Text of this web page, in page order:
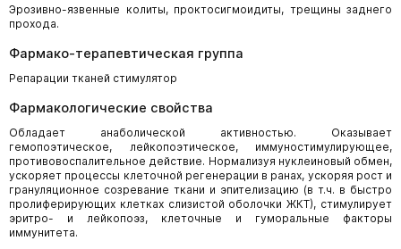
Эрозивно-язвенные колиты, проктосигмоидиты, трещины заднего
прохода.
Фармако-терапевтическая группа
Репарации тканей стимулятор
Фармакологические свойства
Обладает анаболической активностью. Оказывает
гемопоэтическое, лейкопоэтическое, иммуностимулирующее,
противовоспалительное действие. Нормализуя нуклеиновый обмен,
ускоряет процессы клеточной регенерации в ранах, ускоряя рост и
грануляционное созревание ткани и эпителизацию (в т.ч. в быстро
пролиферирующих клетках слизистой оболочки ЖКТ), стимулирует
эритро- и лейкопоэз, клеточные и гуморальные факторы
иммунитета.